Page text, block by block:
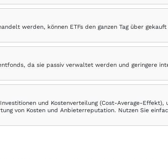
werden, können ETFs den ganzen Tag über
da sie passiv verwaltet werden und geringere
und Kostenverteilung (Cost-Average-Effekt),
von Kosten und Anbieterreputation. Nutzen Sie